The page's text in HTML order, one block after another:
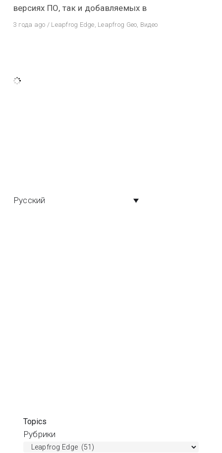
версиях ПО, так и добавляемых в
3 года ago / Leapfrog Edge Leapfrog Geo Видео
Русский
Topics
Рубрики